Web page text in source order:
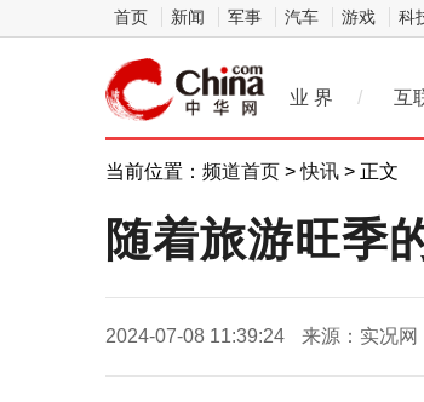
首页 新闻 军事 汽车 游戏 科
业 界 / 互
当前位置： 频道首页 >快讯 > 正文
随着旅游旺季
2024-07-08 11:39:24 来源：实况网